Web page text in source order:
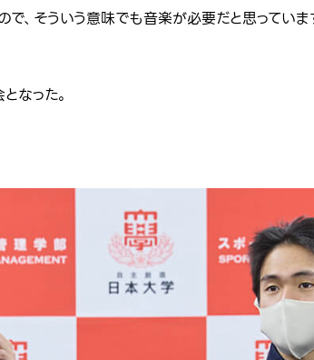
、そういう意味でも音楽が必要だと思っていま
なった。